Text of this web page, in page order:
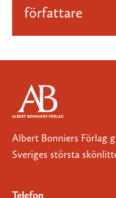
författare
Albert Bonniers Förlag
Sveriges största
Telefon